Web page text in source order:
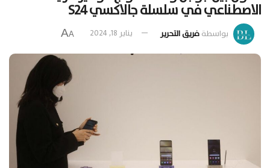
الاصطناعي في سلسلة جالاكسي S24
بواسطةفريق التحرير يناير 18, 2024 A
A